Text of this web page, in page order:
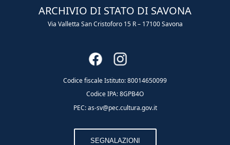
ARCHIVIO DI STATO DI SAVONA
Via Valletta San Cristoforo 15 R – 17100 Savona
Codice fiscale Istituto: 80014650099
Codice IPA: 8GPB4O
PEC: as-sv@pec.cultura.gov.it
SEGNALAZIONI